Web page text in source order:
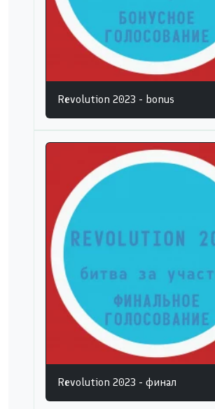
Revolution 2023 - bonus
Revolution 2023 - финал